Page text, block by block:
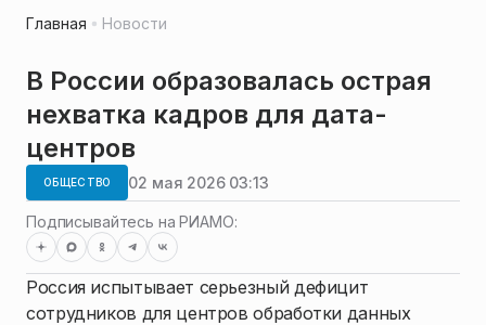
Главная Новости
В России образовалась острая
нехватка кадров для дата-
центров
ОБЩЕСТВО 02 мая 2026 03:13
Подписывайтесь на РИАМО:
Россия испытывает серьезный дефицит
сотрудников для центров обработки данных